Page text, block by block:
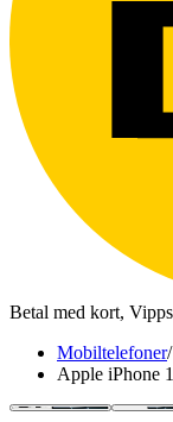
Betal med kort,
Mobiltelefoner/
Apple iPhone